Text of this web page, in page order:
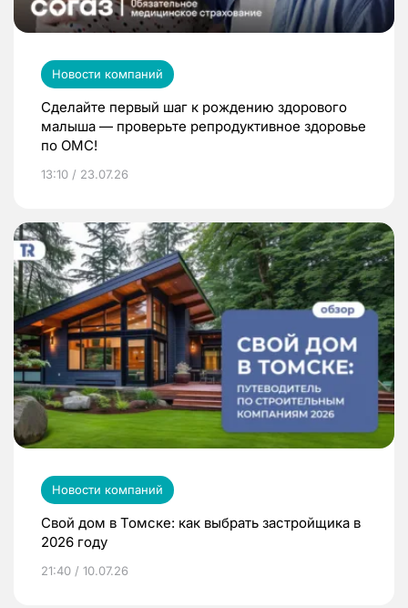
Новости компаний
Сделайте первый шаг к рождению здорового
малыша — проверьте репродуктивное здоровье
по ОМС!
13:10 / 23.07.26
Новости компаний
Свой дом в Томске: как выбрать застройщика в
2026 году
21:40 / 10.07.26